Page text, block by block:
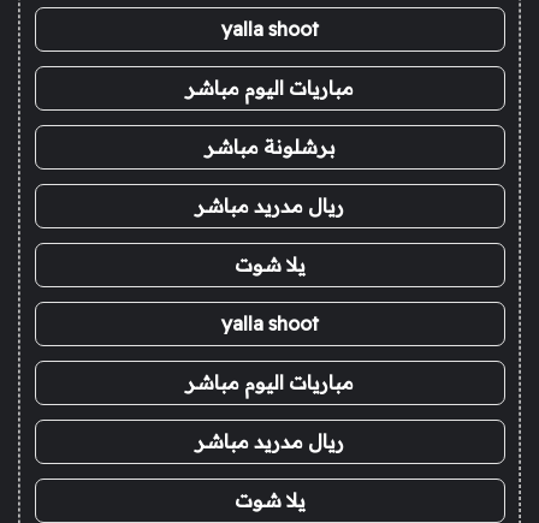
yalla shoot
مباريات اليوم مباشر
برشلونة مباشر
ريال مدريد مباشر
يلا شوت
yalla shoot
مباريات اليوم مباشر
ريال مدريد مباشر
يلا شوت